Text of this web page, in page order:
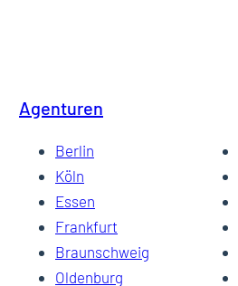
Agenturen
Berlin
Köln
Essen
Frankfurt
Braunschweig
Oldenburg